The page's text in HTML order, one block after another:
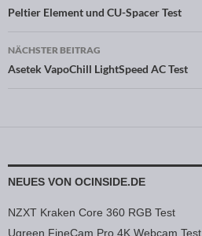
Beitragsnavigation
Peltier Element und CU-Spacer Test
NÄCHSTER BEITRAG
Asetek VapoChill LightSpeed AC Test
NEUES VON OCINSIDE.DE
NZXT Kraken Core 360 RGB Test
Ugreen FineCam Pro 4K Webcam Test